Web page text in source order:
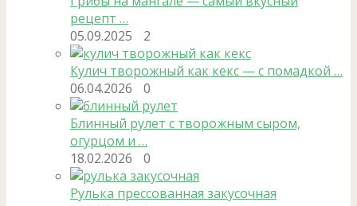
рецепт …
05.09.2025
2
Кулич творожный как кекс — с помадкой …
06.04.2026
0
Блинный рулет с творожным сыром,
огурцом и …
18.02.2026
0
Рулька прессованная закусочная